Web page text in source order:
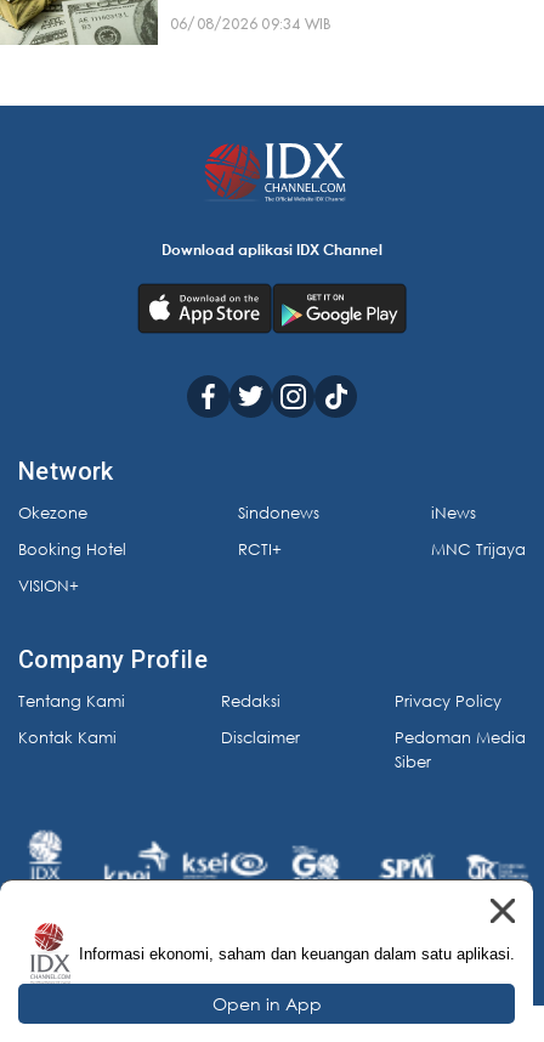
06/08/2026 09:34 WIB
Download aplikasi IDX Channel
Network
Okezone
Booking Hotel
VISION+
Sindonews
RCTI+
iNews
MNC Trijaya
Company Profile
Tentang Kami
Kontak Kami
Redaksi
Disclaimer
Privacy Policy
Pedoman Media
Siber
© 2026 IDX Channel. All Rights Reserved.
Informasi ekonomi, saham dan keuangan dalam satu aplikasi.
Open in App